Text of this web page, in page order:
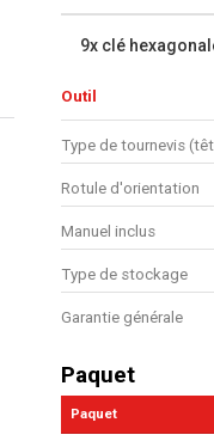
9x clé
Outil
Type de tournevis
Rotule d'orientation
Manuel inclus
Type de stockage
Garantie générale
Paquet
Paquet